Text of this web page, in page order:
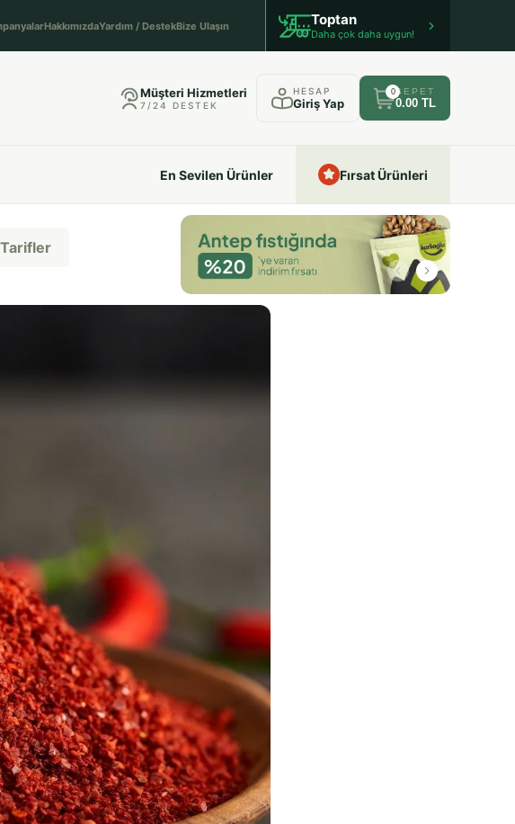
HakkımızdaYardım / DestekBize Ulaşın Toptan
Daha çok daha uygun!
Müşteri Hizmetleri
7/24 DESTEK
HESAP
Giriş Yap
0 SEPET
0.00 TL
En Sevilen Ürünler Fırsat Ürünleri
Tarifler